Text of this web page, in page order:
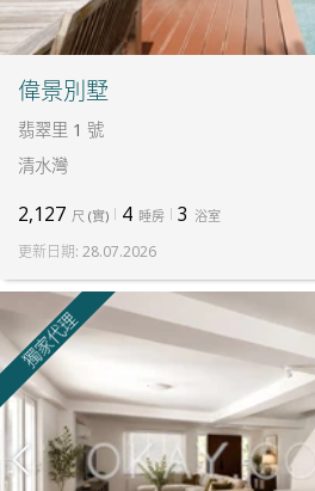
偉景別墅
翡翠里 1 號
清水灣
2,127 尺 (實) 4 睡房 3 浴室
更新日期: 28.07.2026
獨家代理